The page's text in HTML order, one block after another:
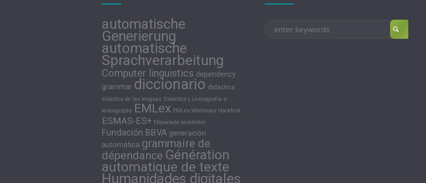
automatische
Generierung
automatische
Sprachverarbeitung
Computer linguistics dependency
grammar diccionario didáctica
didáctica de las lenguas Didáctica y Lexicografía e-
lexicography EMLex EMLex Wiktionary Hackfest.
ESMAS-ES+ Etiquetado semántico
Fundación BBVA generación
automática grammaire de
dépendance Génération
automatique de texte
Humanidades digitales